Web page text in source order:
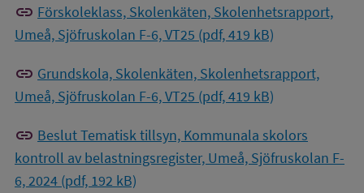
link Förskoleklass, Skolenkäten, Skolenhetsrapport,
Umeå, Sjöfruskolan F-6, VT25 (pdf, 419 kB)
link Grundskola, Skolenkäten, Skolenhetsrapport,
Umeå, Sjöfruskolan F-6, VT25 (pdf, 419 kB)
link Beslut Tematisk tillsyn, Kommunala skolors
kontroll av belastningsregister, Umeå, Sjöfruskolan F-
6, 2024 (pdf, 192 kB)